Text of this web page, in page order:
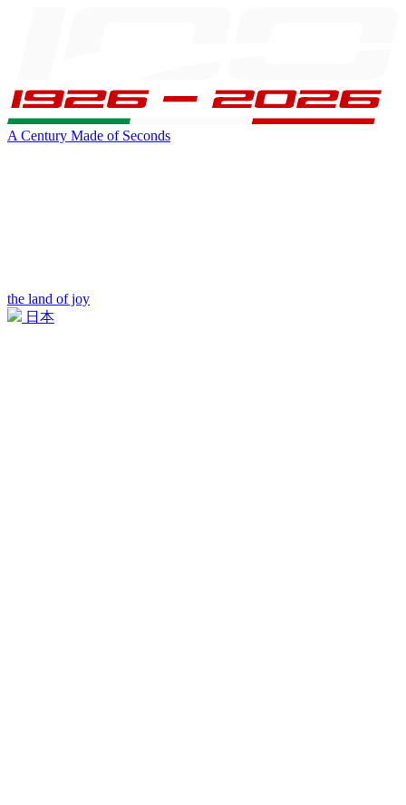
A Century Made of Seconds
the land of joy
日本